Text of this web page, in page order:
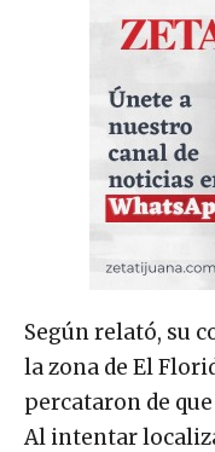
Según relató, su
la zona de El
percataron de
Al intentar